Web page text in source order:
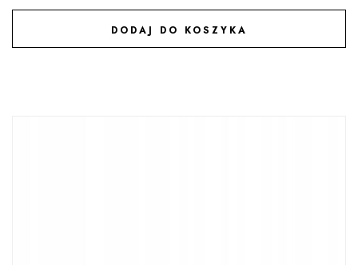
DODAJ DO KOSZYKA
DODAJ DO ULUBIONYCH